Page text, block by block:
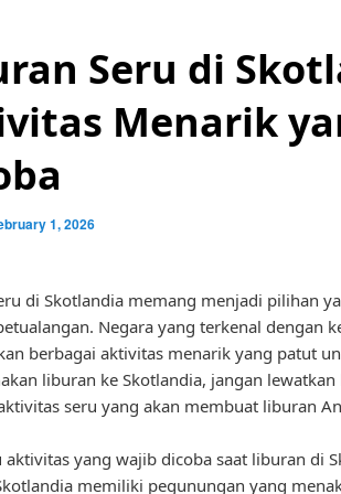
Seru di
Menarik
1, 2026
di Skotlandia memang menjadi pilihan
Negara yang terkenal dengan
berbagai aktivitas menarik yang patut
liburan ke Skotlandia, jangan
seru yang akan membuat liburan
aktivitas yang wajib dicoba saat liburan di
memiliki pegunungan yang